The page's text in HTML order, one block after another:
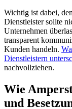
Wichtig ist dabei,
Dienstleister sollte
Unternehmen
transparent
Kunden handeln.
Dienstleistern
nachvollziehen.
Wie
und